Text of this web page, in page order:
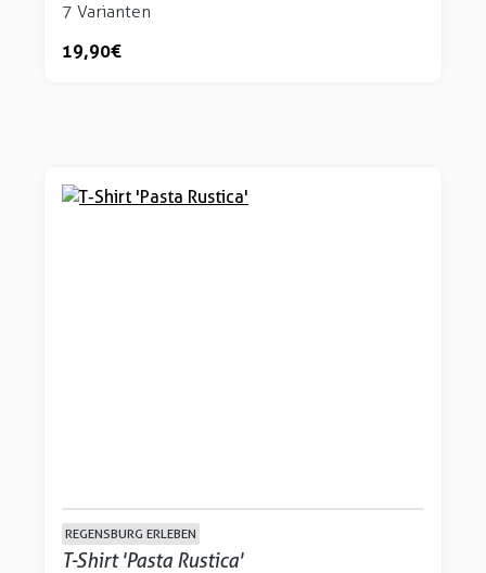
7 Varianten
19,90 €
REGENSBURG ERLEBEN
T-Shirt 'Pasta Rustica'